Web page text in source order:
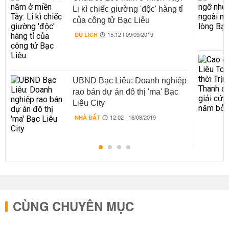
Li kì chiếc giường 'độc' hàng tỉ
của công tử Bạc Liêu
DU LỊCH 15:12 | 09/09/2019
UBND Bạc Liêu: Doanh nghiệp
rao bán dự án đô thị 'ma' Bạc
Liêu City
NHÀ ĐẤT 12:02 | 16/08/2019
CÙNG CHUYÊN MỤC